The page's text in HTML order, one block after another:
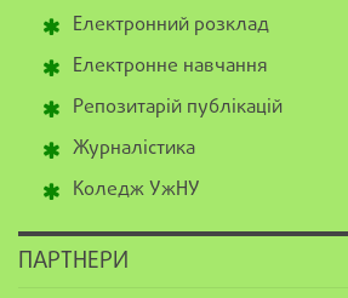
Електронний розклад
Електронне навчання
Репозитарій публікацій
Журналістика
Коледж УжНУ
ПАРТНЕРИ